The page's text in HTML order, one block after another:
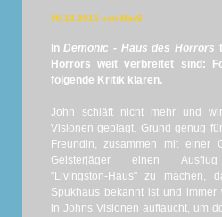
30.10.2015 von MarS
InDemonic - Haus des Horrors
Horrors weit verbreitet sind:
folgende Kritik klären.
John schläft nicht mehr und
Visionen geplagt. Grund genug
Freundin, zusammen mit einer
Geisterjäger einen
"Livingston-Haus" zu machen,
Spukhaus bekannt ist und immer
in Johns Visionen auftaucht, um